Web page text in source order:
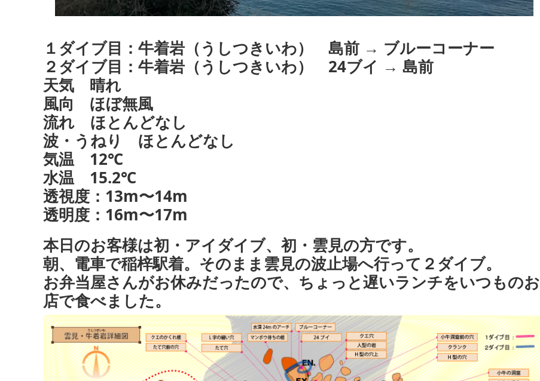
１ダイブ目：牛着岩（うしつきいわ） 島前 → ブルーコーナー
２ダイブ目：牛着岩（うしつきいわ） 24ブイ → 島前
天気 晴れ
風向 ほぼ無風
流れ ほとんどなし
波・うねり ほとんどなし
気温 12℃
水温 15.2℃
透視度：13m〜14m
透明度：16m〜17m
本日のお客様は初・アイダイブ、初・雲見の方です。
朝、電車で稲梓駅着。そのまま雲見の波止場へ行って２ダイブ。
お弁当屋さんがお休みだったので、ちょっと遅いランチをいつものお
店で食べました。